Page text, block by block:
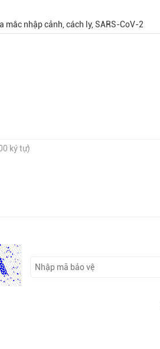
mắc nhập cảnh, cách ly, SARS-CoV-2